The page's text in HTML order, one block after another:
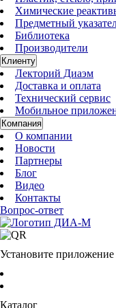
Химические
Предметный
Библиотека
Производители
Клиенту
Лекторий Диаэм
Доставка и оплата
Технический сервис
Мобильное
Компания
О компании
Новости
Партнеры
Блог
Видео
Контакты
Вопрос-ответ
Установите
Каталог